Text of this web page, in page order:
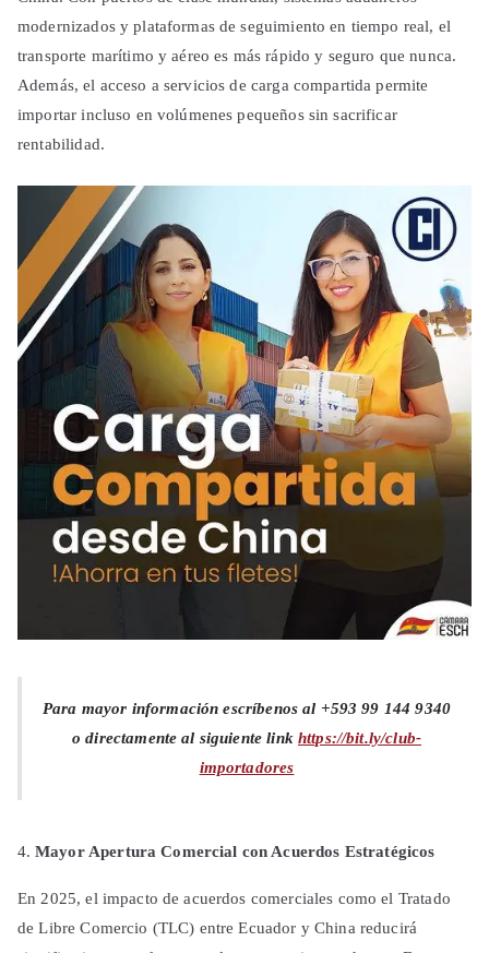
modernizados y plataformas de seguimiento en tiempo real, el
transporte marítimo y aéreo es más rápido y seguro que nunca.
Además, el acceso a servicios de carga compartida permite
importar incluso en volúmenes pequeños sin sacrificar
rentabilidad.
Para mayor información escríbenos al +593 99 144 9340
o directamente al siguiente link https://bit.ly/club-
importadores
Mayor Apertura Comercial con Acuerdos Estratégicos
En 2025, el impacto de acuerdos comerciales como el Tratado
de Libre Comercio (TLC) entre Ecuador y China reducirá